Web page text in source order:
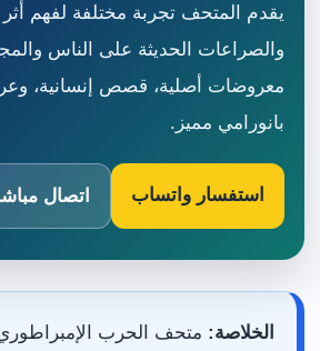
يقدم المتحف تجربة مختلفة لفهم
والصراعات الحديثة على الناس
معروضات أصلية، قصص إنسانية،
بانورامي مميز.
استفسار واتساب اتصال
الخلاصة: متحف الحرب